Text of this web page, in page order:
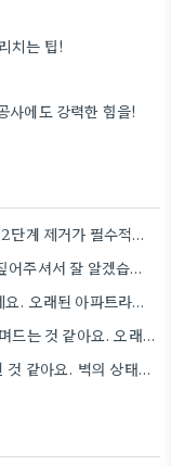
치는 팁!
에도 강력한 힘을!
유성 페인트 위에 수성 페인트를 덧칠한 경우, 2단계 제거가 필수적이라는 점을 강조해야겠네요.
샌딩 작업 후에 사포 입자가 얼마나 중요한지 짚어주셔서 잘 알겠습니다. 특히 얇은 사포를 여러 번…
바닥 줄눈 상태를 꼼꼼히 살펴보는 게 중요하네요. 오래된 아파트라면 줄눈부터 망가지기 쉬울 것 같아요.
특히 겨울철 습도 때문에 틈새로 물이 더 잘 스며드는 것 같아요. 오래된 건물일수록 이런 부분에…
고압 세척 후 프라이머 2회 도포하는 게 핵심인 것 같아요. 벽의 상태에 따라 흡수율이 달라지니까,…